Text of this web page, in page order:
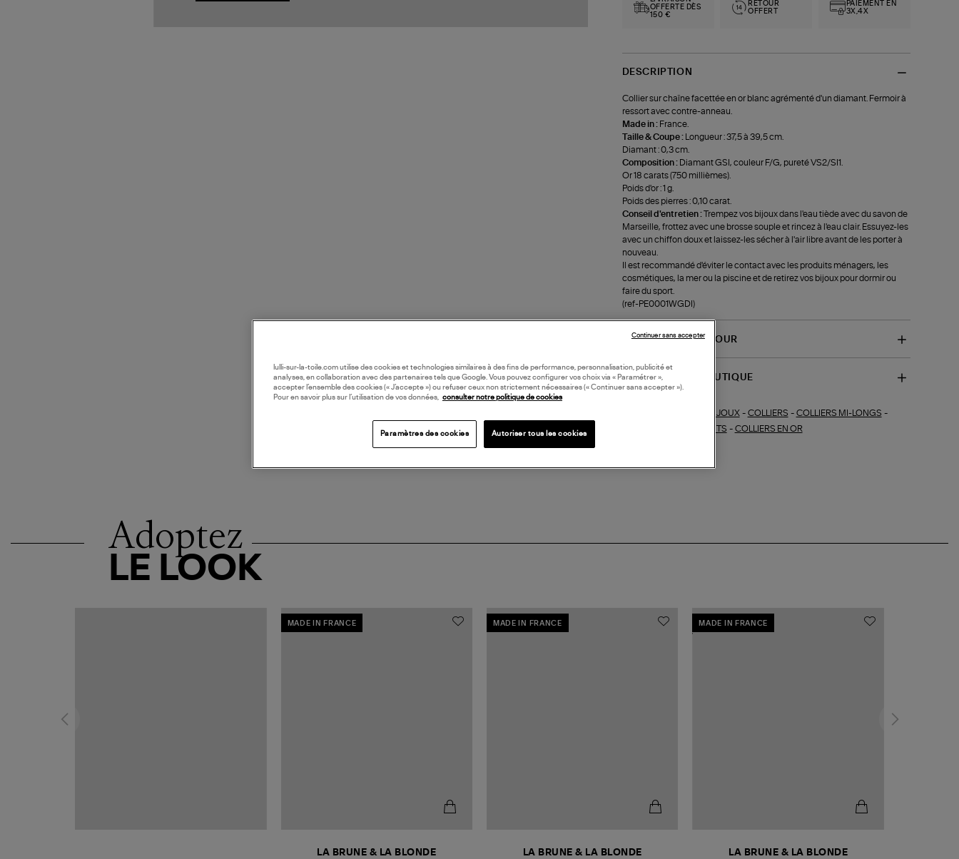
OFFERTE DÈS
150 €
RETOUR
OFFERT
PAIEMENT EN
3X,4X
DESCRIPTION
Collier sur chaîne facettée en or blanc agrémenté d'un diamant. Fermoir à
ressort avec contre-anneau.
Made in : France.
Taille & Coupe :
Longueur : 37,5 à 39,5 cm.
Diamant : 0,3 cm.
Composition : Diamant GSI, couleur F/G, pureté VS2/SI1.
Or 18 carats (750 millièmes).
Poids d'or : 1 g.
Poids des pierres : 0,10 carat.
Conseil d'entretien :Trempez vos bijoux dans l'eau tiède avec du savon de
Marseille, frottez avec une brosse souple et rincez à l'eau clair. Essuyez-les
avec un chiffon doux et laissez-les sécher à l'air libre avant de les porter à
nouveau.
Il est recommandé d'éviter le contact avec les produits ménagers, les
cosmétiques, la mer ou la piscine et de retirez vos bijoux pour dormir ou
faire du sport.
(ref-PE0001WGDI)
LIVRAISON ET RETOUR
DISPONIBILITÉ BOUTIQUE
BIJOUX- COLLIERS - COLLIERS MI-LONGS -
DIAMANTS - COLLIERS EN OR
Adoptez
LE LOOK
MADE IN FRANCE
LA BRUNE & LA BLONDE
MADE IN FRANCE
LA BRUNE & LA BLONDE
MADE IN FRANCE
LA BRUNE & LA BLONDE
lulli-sur-la-toile.com utilise des cookies et technologies similaires à des fins de performance, personnalisation, publicité et
analyses, en collaboration avec des partenaires tels que Google. Vous pouvez configurer vos choix via « Paramétrer »,
accepter l’ensemble des cookies (« J’accepte ») ou refuser ceux non strictement nécessaires (« Continuer sans accepter »).
Pour en savoir plus sur l’utilisation de vos données, consulter notre politique de cookies
Paramètres des cookies Autoriser tous les cookies
Continuer sans accepter